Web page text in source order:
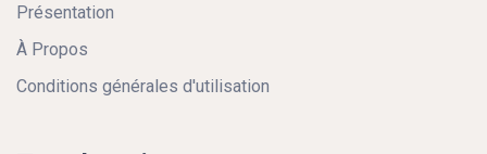
Présentation
À Propos
Conditions générales d'utilisation